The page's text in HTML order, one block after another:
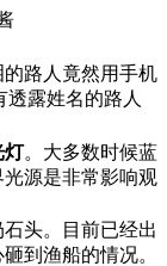
路人竟然用手机
透露姓名的路人
灯。大多数时候蓝
源是非常影响观
头。目前已经出
到渔船的情况。